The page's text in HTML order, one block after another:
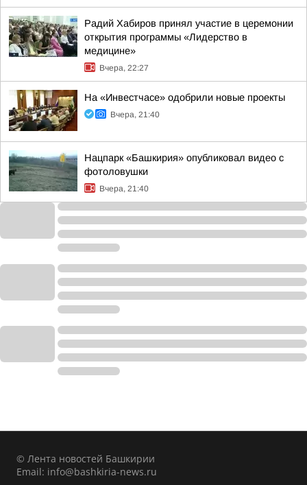
Радий Хабиров принял участие в церемонии
открытия программы «Лидерство в
медицине»
Вчера, 22:27
На «Инвестчасе» одобрили новые проекты
Вчера, 21:40
Нацпарк «Башкирия» опубликовал видео с
фотоловушки
Вчера, 21:40
© Лента новостей Башкирии
Email: info@bashkiria-news.ru